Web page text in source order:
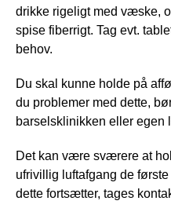
drikke rigeligt med væske,
spise fiberrigt. Tag evt.
behov.
Du skal kunne holde på
du problemer med dette,
barselsklinikken eller egen
Det kan være sværere at
ufrivillig luftafgang de
dette fortsætter, tages